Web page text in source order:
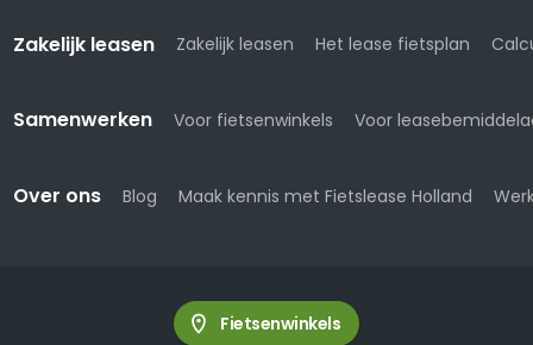
Zakelijk leasen Zakelijk leasen Het lease fietsplan
Samenwerken Voor fietsenwinkels Voor
Over ons Blog Maak kennis met Fietslease Holland
Fietsenwinkels